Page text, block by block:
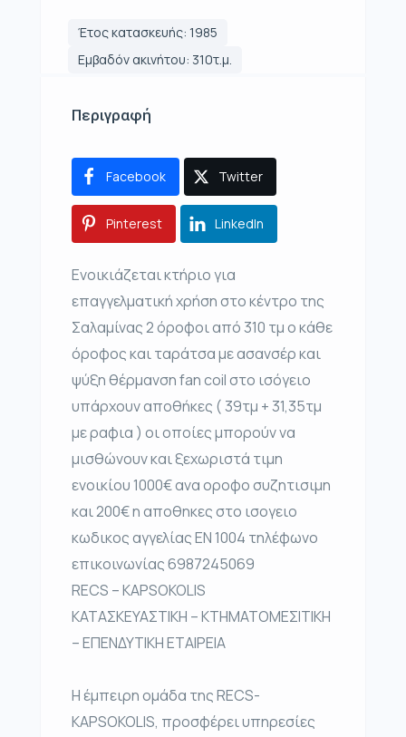
Έτος κατασκευής: 1985
Εμβαδόν ακινήτου: 310τ.μ.
Περιγραφή
Facebook Twitter
Pinterest LinkedIn
Ενοικιάζεται κτήριο για
επαγγελματική χρήση στο κέντρο της
Σαλαμίνας 2 όροφοι από 310 τμ ο κάθε
όροφος και ταράτσα με ασανσέρ και
ψύξη θέρμανση fan coil στο ισόγειο
υπάρχουν αποθήκες ( 39τμ + 31,35τμ
με ραφια ) οι οποίες μπορούν να
μισθώνουν και ξεχωριστά τιμη
ενοικίου 1000€ ανα οροφο συζητισιμη
και 200€ η αποθηκες στο ισογειο
κωδικος αγγελίας ΕΝ 1004 τηλέφωνο
επικοινωνίας 6987245069
RECS – KAPSOKOLIS
ΚΑΤΑΣΚΕΥΑΣΤΙΚΗ – ΚΤΗΜΑΤΟΜΕΣΙΤΙΚΗ
– ΕΠΕΝΔΥΤΙΚΗ ΕΤΑΙΡΕΙΑ
Η έμπειρη ομάδα της RECS-
KAPSOKOLIS, προσφέρει υπηρεσίες